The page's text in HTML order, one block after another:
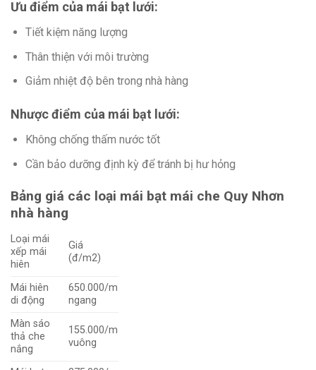
Ưu điểm của mái bạt lưới:
Tiết kiệm năng lượng
Thân thiện với môi trường
Giảm nhiệt độ bên trong nhà hàng
Nhược điểm của mái bạt lưới:
Không chống thấm nước tốt
Cần bảo dưỡng định kỳ để tránh bị hư hỏng
Bảng giá các loại mái bạt mái che Quy Nhơn
nhà hàng
Loại mái
xếp mái
hiên
Giá
(đ/m2)
Mái hiên
di động
650.000/m
ngang
Màn sáo
thả che
nắng
155.000/m
vuông